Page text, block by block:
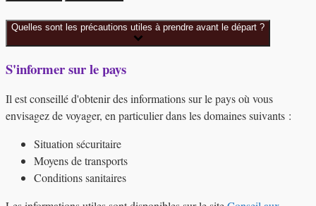
Quelles sont les précautions utiles à prendre avant le départ ?
S'informer sur le pays
Il est conseillé d'obtenir des informations sur le pays où vous
envisagez de voyager, en particulier dans les domaines suivants :
Situation sécuritaire
Moyens de transports
Conditions sanitaires